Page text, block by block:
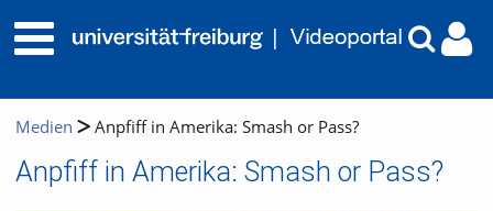
Medien Anpfiff in Amerika: Smash or Pass?
Anpfiff in Amerika: Smash or Pass?